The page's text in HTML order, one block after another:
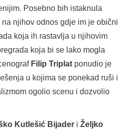
Posebno bih istaknula
njihov odnos gdje im je obični
koja ih rastavlja u njihovim
koja bi se lako mogla
Filip Triplat ponudio je
u kojima se ponekad ruši i
ogolio scenu i dozvolio
Kutlešić Bijader i Željko